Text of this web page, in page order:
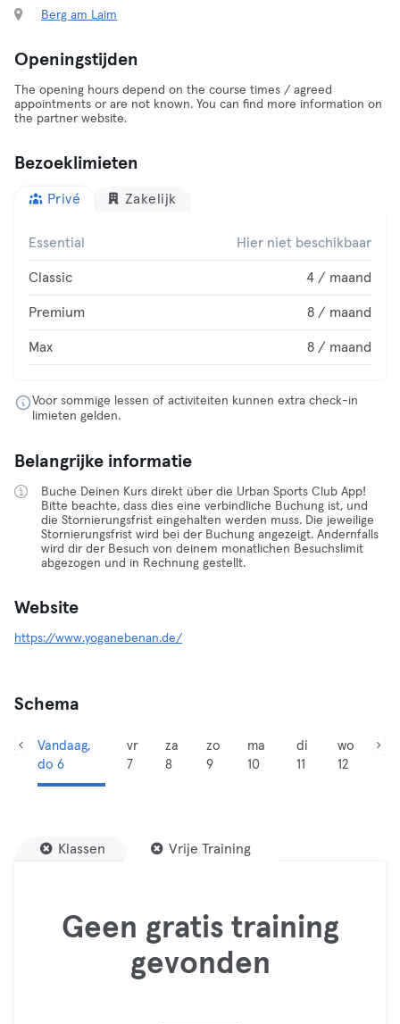
Berg am Laim
Openingstijden
The opening hours depend on the course times / agreed
appointments or are not known. You can find more information on
the partner website.
Bezoeklimieten
Privé Zakelijk
Essential Hier niet beschikbaar
Classic 4 / maand
Premium 8 / maand
Max 8 / maand
Voor sommige lessen of activiteiten kunnen extra check-in
limieten gelden.
Belangrijke informatie
Buche Deinen Kurs direkt über die Urban Sports Club App!
Bitte beachte, dass dies eine verbindliche Buchung ist, und
die Stornierungsfrist eingehalten werden muss. Die jeweilige
Stornierungsfrist wird bei der Buchung angezeigt. Andernfalls
wird dir der Besuch von deinem monatlichen Besuchslimit
abgezogen und in Rechnung gestellt.
Website
https://www.yoganebenan.de/
Schema
Vandaag,
do 6
vr
7
za
8
zo
9
ma
10
di
11
wo
12
Klassen Vrije Training
Geen gratis training
gevonden